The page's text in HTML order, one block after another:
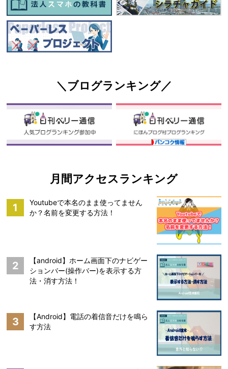
＼ブログランキング／
月間アクセスランキング
1
Youtubeで本名のまま使ってません
か？名前を変更する方法！
2
【android】ホーム画面下のナビゲー
ションバー(操作バー)を表示する方
法・消す方法！
3
【Android】電話の着信音だけを鳴ら
す方法